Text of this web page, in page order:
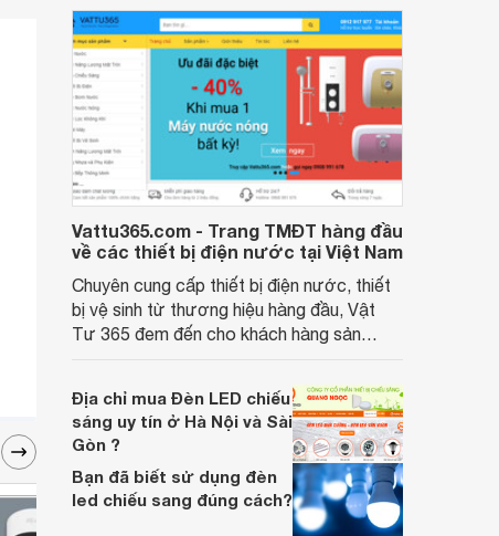
Vattu365.com - Trang TMĐT hàng đầu
về các thiết bị điện nước tại Việt Nam
Chuyên cung cấp thiết bị điện nước, thiết
bị vệ sinh từ thương hiệu hàng đầu, Vật
Tư 365 đem đến cho khách hàng sản
nhiều năm, nhân viên tư vấn chuyên
nghiệp, đội ngũ kỹ thuật có tay nghề cao,
vattu365.com đang là lựa chọn hàng đầu
của nhiều người hiện nay.
Địa chỉ mua Đèn LED chiếu
sáng uy tín ở Hà Nội và Sài
Gòn ?
Bạn đã biết sử dụng đèn
led chiếu sang đúng cách?